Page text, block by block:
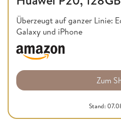
Überzeugt auf ganzer Linie:
Galaxy und iPhone
Zum
Stand: